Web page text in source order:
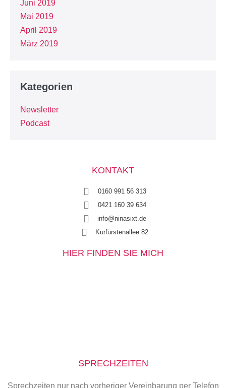
Juni 2019
Mai 2019
April 2019
März 2019
Kategorien
Newsletter
Podcast
KONTAKT
0160 991 56 313
0421 160 39 634
info@ninasixt.de
Kurfürstenallee 82
HIER FINDEN SIE MICH
SPRECHZEITEN
Sprechzeiten nur nach vorheriger Vereinbarung per Telefon